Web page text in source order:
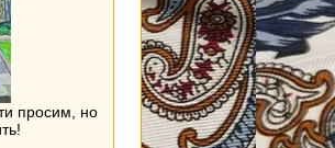
просим, но